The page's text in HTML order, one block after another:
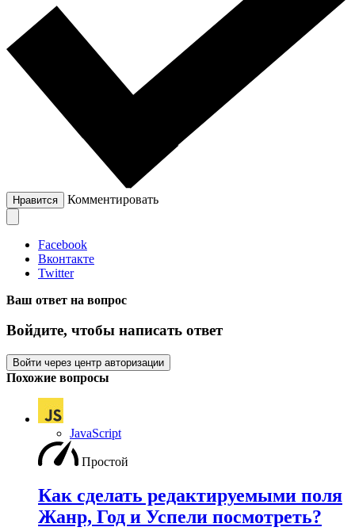
Нравится Комментировать
Facebook
Вконтакте
Twitter
Ваш ответ на вопрос
Войдите, чтобы написать ответ
Войти через центр авторизации
Похожие вопросы
JavaScript
Простой
Как сделать редактируемыми поля
Жанр, Год и Успели посмотреть?